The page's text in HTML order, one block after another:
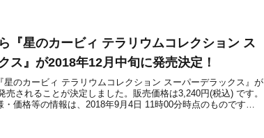
『星のカービィ テラリウムコレクション ス
ス』が2018年12月中旬に発売決定！
星のカービィ テラリウムコレクション スーパーデラックス』が
売されることが決定しました。販売価格は3,240円(税込) です。
価格等の情報は、2018年9月4日 11時00分時点のものです。